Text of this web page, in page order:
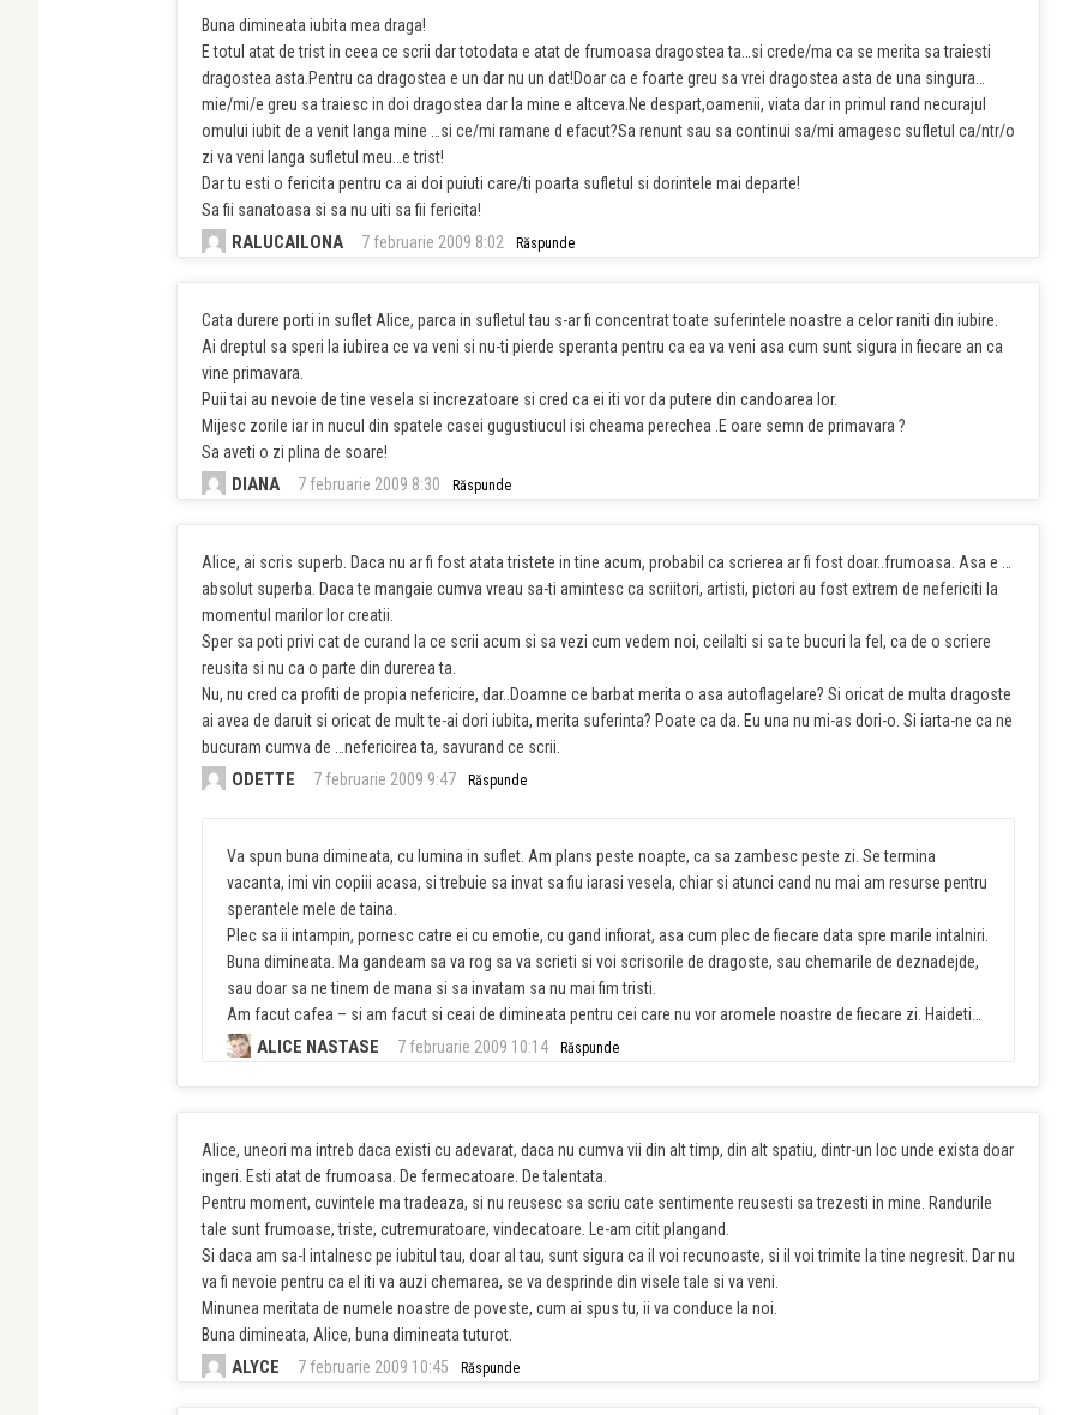
Buna dimineata iubita mea draga!
E totul atat de trist in ceea ce scrii dar totodata e atat de frumoasa dragostea ta…si crede/ma ca se merita sa traiesti
dragostea asta.Pentru ca dragostea e un dar nu un dat!Doar ca e foarte greu sa vrei dragostea asta de una singura…
mie/mi/e greu sa traiesc in doi dragostea dar la mine e altceva.Ne despart,oamenii, viata dar in primul rand necurajul
omului iubit de a venit langa mine …si ce/mi ramane d efacut?Sa renunt sau sa continui sa/mi amagesc sufletul ca/ntr/o
zi va veni langa sufletul meu…e trist!
Dar tu esti o fericita pentru ca ai doi puiuti care/ti poarta sufletul si dorintele mai departe!
Sa fii sanatoasa si sa nu uiti sa fii fericita!
RALUCAILONA 7 februarie 2009 8:02 Răspunde
Cata durere porti in suflet Alice, parca in sufletul tau s-ar fi concentrat toate suferintele noastre a celor raniti din iubire.
Ai dreptul sa speri la iubirea ce va veni si nu-ti pierde speranta pentru ca ea va veni asa cum sunt sigura in fiecare an ca
vine primavara.
Puii tai au nevoie de tine vesela si increzatoare si cred ca ei iti vor da putere din candoarea lor.
Mijesc zorile iar in nucul din spatele casei gugustiucul isi cheama perechea .E oare semn de primavara ?
Sa aveti o zi plina de soare!
DIANA 7 februarie 2009 8:30 Răspunde
Alice, ai scris superb. Daca nu ar fi fost atata tristete in tine acum, probabil ca scrierea ar fi fost doar..frumoasa. Asa e …
absolut superba. Daca te mangaie cumva vreau sa-ti amintesc ca scriitori, artisti, pictori au fost extrem de nefericiti la
momentul marilor lor creatii.
Sper sa poti privi cat de curand la ce scrii acum si sa vezi cum vedem noi, ceilalti si sa te bucuri la fel, ca de o scriere
reusita si nu ca o parte din durerea ta.
Nu, nu cred ca profiti de propia nefericire, dar..Doamne ce barbat merita o asa autoflagelare? Si oricat de multa dragoste
ai avea de daruit si oricat de mult te-ai dori iubita, merita suferinta? Poate ca da. Eu una nu mi-as dori-o. Si iarta-ne ca ne
bucuram cumva de …nefericirea ta, savurand ce scrii.
ODETTE 7 februarie 2009 9:47 Răspunde
Va spun buna dimineata, cu lumina in suflet. Am plans peste noapte, ca sa zambesc peste zi. Se termina
vacanta, imi vin copiii acasa, si trebuie sa invat sa fiu iarasi vesela, chiar si atunci cand nu mai am resurse pentru
sperantele mele de taina.
Plec sa ii intampin, pornesc catre ei cu emotie, cu gand infiorat, asa cum plec de fiecare data spre marile intalniri.
Buna dimineata. Ma gandeam sa va rog sa va scrieti si voi scrisorile de dragoste, sau chemarile de deznadejde,
sau doar sa ne tinem de mana si sa invatam sa nu mai fim tristi.
Am facut cafea – si am facut si ceai de dimineata pentru cei care nu vor aromele noastre de fiecare zi. Haideti…
ALICE NASTASE 7 februarie 2009 10:14 Răspunde
Alice, uneori ma intreb daca existi cu adevarat, daca nu cumva vii din alt timp, din alt spatiu, dintr-un loc unde exista doar
ingeri. Esti atat de frumoasa. De fermecatoare. De talentata.
Pentru moment, cuvintele ma tradeaza, si nu reusesc sa scriu cate sentimente reusesti sa trezesti in mine. Randurile
tale sunt frumoase, triste, cutremuratoare, vindecatoare. Le-am citit plangand.
Si daca am sa-l intalnesc pe iubitul tau, doar al tau, sunt sigura ca il voi recunoaste, si il voi trimite la tine negresit. Dar nu
va fi nevoie pentru ca el iti va auzi chemarea, se va desprinde din visele tale si va veni.
Minunea meritata de numele noastre de poveste, cum ai spus tu, ii va conduce la noi.
Buna dimineata, Alice, buna dimineata tuturot.
ALYCE 7 februarie 2009 10:45 Răspunde